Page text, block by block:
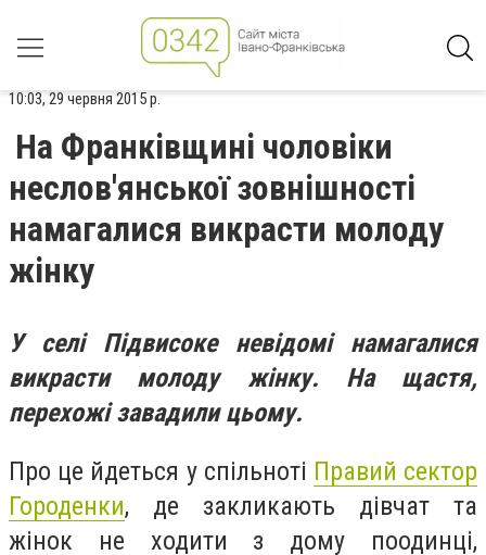
10:03, 29 червня 2015 р.
На Франківщині чоловіки
неслов'янської зовнішності
намагалися викрасти молоду
жінку
У селі Підвисоке невідомі намагалися
викрасти молоду жінку. На щастя,
перехожі завадили цьому.
Про це йдеться у спільноті Правий сектор
Городенки, де закликають дівчат та
жінок не ходити з дому поодинці,